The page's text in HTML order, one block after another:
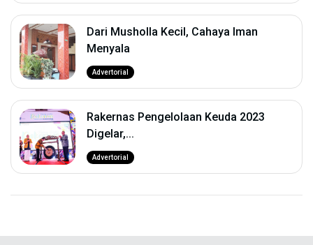
Dari Musholla Kecil, Cahaya Iman
Menyala
Advertorial
Rakernas Pengelolaan Keuda 2023
Digelar,...
Advertorial